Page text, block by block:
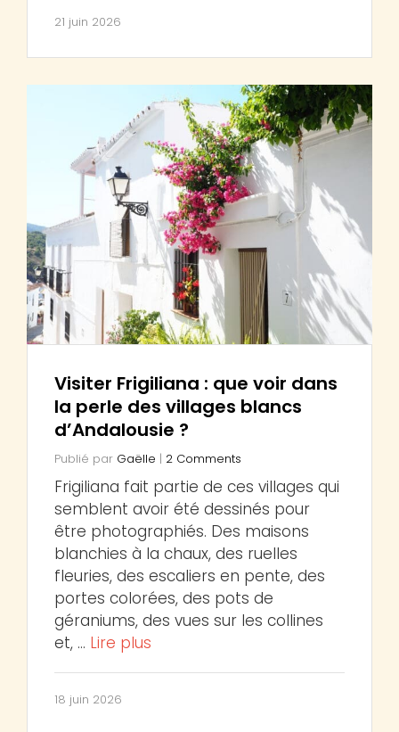
21 juin 2026
Visiter Frigiliana : que voir dans
la perle des villages blancs
d’Andalousie ?
Publié par Gaëlle | 2 Comments
Frigiliana fait partie de ces villages qui
semblent avoir été dessinés pour
être photographiés. Des maisons
blanchies à la chaux, des ruelles
fleuries, des escaliers en pente, des
portes colorées, des pots de
géraniums, des vues sur les collines
et, … Lire plus
18 juin 2026